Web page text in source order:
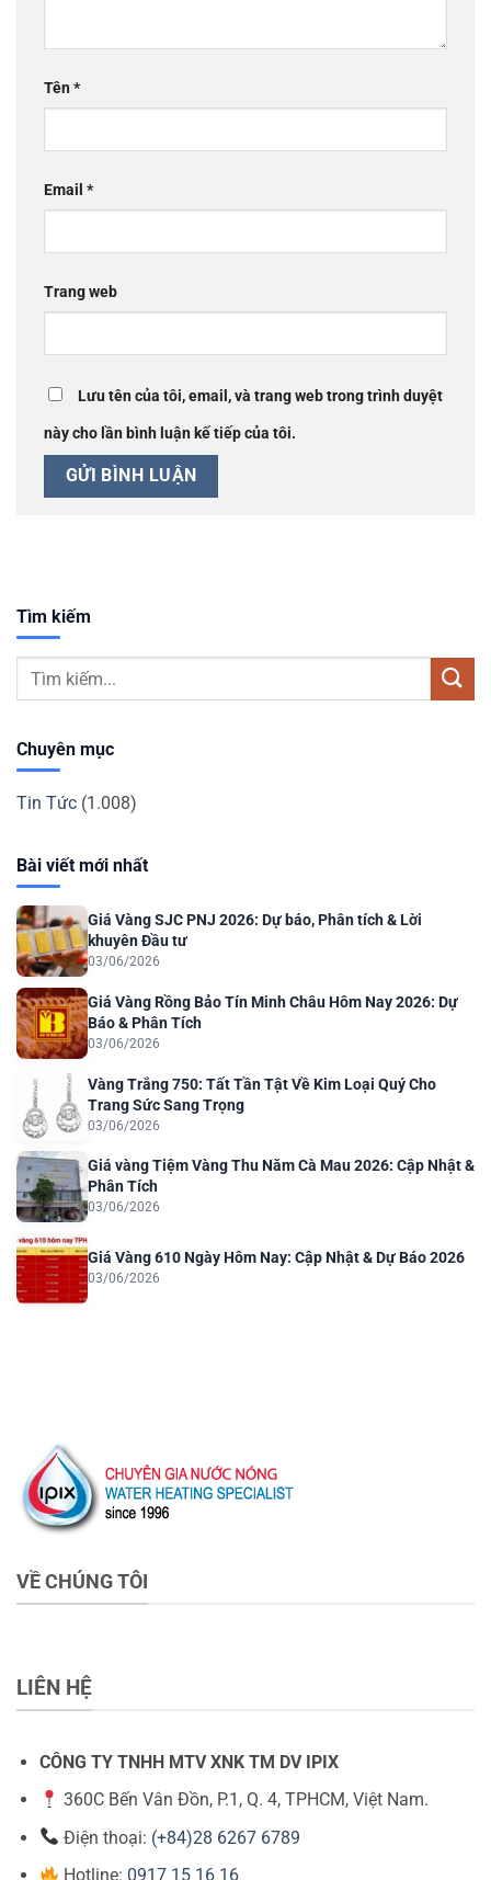
Tên*
Email *
Trang web
Lưu tên của tôi, email, và trang web trong trình duyệt
này cho lần bình luận kế tiếp của tôi.
Tìm kiếm
Chuyên mục
Tin Tức (1.008)
Bài viết mới nhất
Giá Vàng SJC PNJ 2026: Dự báo, Phân tích & Lời
khuyên Đầu tư
03/06/2026
Giá Vàng Rồng Bảo Tín Minh Châu Hôm Nay 2026: Dự
Báo & Phân Tích
03/06/2026
Vàng Trắng 750: Tất Tần Tật Về Kim Loại Quý Cho
Trang Sức Sang Trọng
03/06/2026
Giá vàng Tiệm Vàng Thu Năm Cà Mau 2026: Cập Nhật &
Phân Tích
03/06/2026
Giá Vàng 610 Ngày Hôm Nay: Cập Nhật & Dự Báo 2026
03/06/2026
VỀ CHÚNG TÔI
LIÊN HỆ
CÔNG TY TNHH MTV XNK TM DV IPIX
360C Bến Vân Đồn, P.1, Q. 4, TPHCM, Việt Nam.
Điện thoại: (+84)28 6267 6789
Hotline: 0917 15 16 16